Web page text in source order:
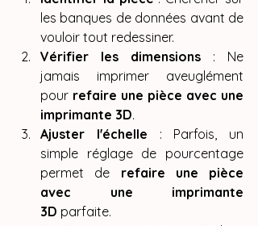
les banques de données avant de
vouloir tout redessiner.
Vérifier les dimensions : Ne
jamais imprimer aveuglément
pour refaire une pièce avec une
imprimante 3D.
Ajuster l'échelle : Parfois, un
simple réglage de pourcentage
permet de refaire une pièce
avec une imprimante
3D parfaite.